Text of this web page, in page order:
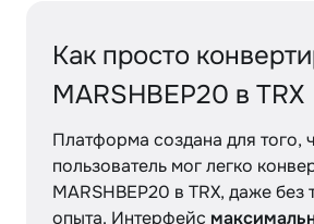
Как просто
MARSHBEP20 в TRX
Платформа создана для того,
пользователь мог легко
MARSHBEP20 в TRX, даже без
опыта. Интерфейс